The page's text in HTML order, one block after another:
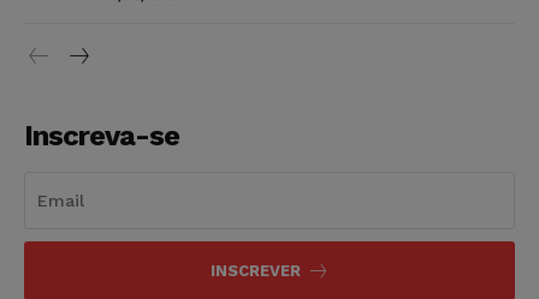
Inscreva-se
INSCREVER